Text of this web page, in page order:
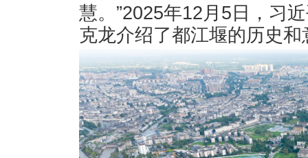
慧。”2025年12月5日，习
克龙介绍了都江堰的历史和